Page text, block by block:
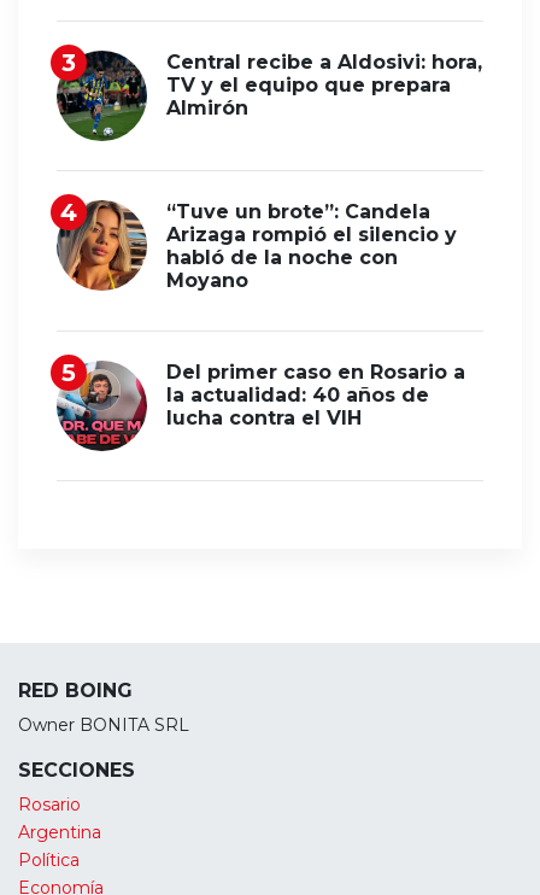
Central recibe a Aldosivi: hora,
TV y el equipo que prepara
Almirón
“Tuve un brote”: Candela
Arizaga rompió el silencio y
habló de la noche con
Moyano
Del primer caso en Rosario a
la actualidad: 40 años de
lucha contra el VIH
RED BOING
Owner BONITA SRL
SECCIONES
Rosario
Argentina
Política
Economía